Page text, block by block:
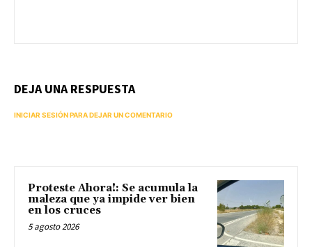
DEJA UNA RESPUESTA
INICIAR SESIÓN PARA DEJAR UN COMENTARIO
Proteste Ahora!: Se acumula la
maleza que ya impide ver bien
en los cruces
5 agosto 2026